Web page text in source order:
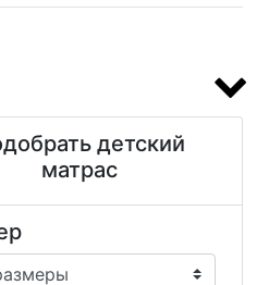
детский
матрас